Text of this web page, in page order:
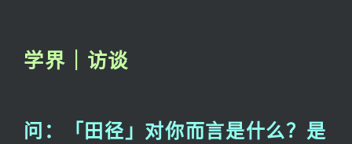
学界｜访谈
问：「田径」对你而言是什么？是